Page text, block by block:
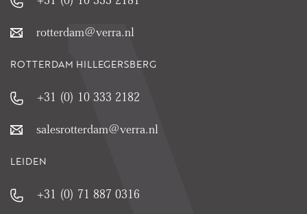
rotterdam@verra.nl
ROTTERDAM HILLEGERSBERG
+31 (0) 10 333 2182
salesrotterdam@verra.nl
LEIDEN
+31 (0) 71 887 0316